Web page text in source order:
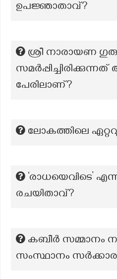
ഉപജ്ഞാതാവ്?
ശ്രീ നാരായണ ഗുരു
പേരിലാണ്?
ലോകത്തിലെ
‘രാധയെവിടെ’
രചയിതാവ്?
കബീർ
സംസ്ഥാനം